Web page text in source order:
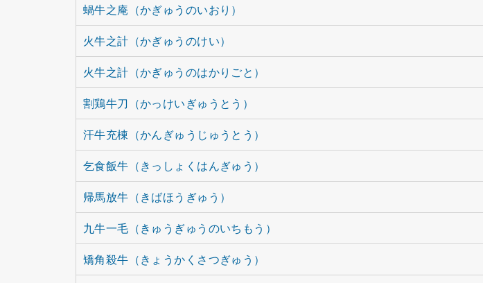
蝸牛之庵（かぎゅうのいおり）
火牛之計（かぎゅうのけい）
火牛之計（かぎゅうのはかりごと）
割鶏牛刀（かっけいぎゅうとう）
汗牛充棟（かんぎゅうじゅうとう）
乞食飯牛（きっしょくはんぎゅう）
帰馬放牛（きばほうぎゅう）
九牛一毛（きゅうぎゅうのいちもう）
矯角殺牛（きょうかくさつぎゅう）